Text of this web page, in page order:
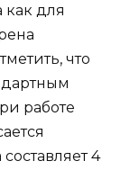
как для
что
работе
4